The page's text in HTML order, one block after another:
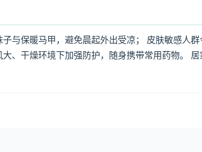
与保暖马甲，避免晨起外出受凉； 皮肤敏感人群
、干燥环境下加强防护，随身携带常用药物。 居